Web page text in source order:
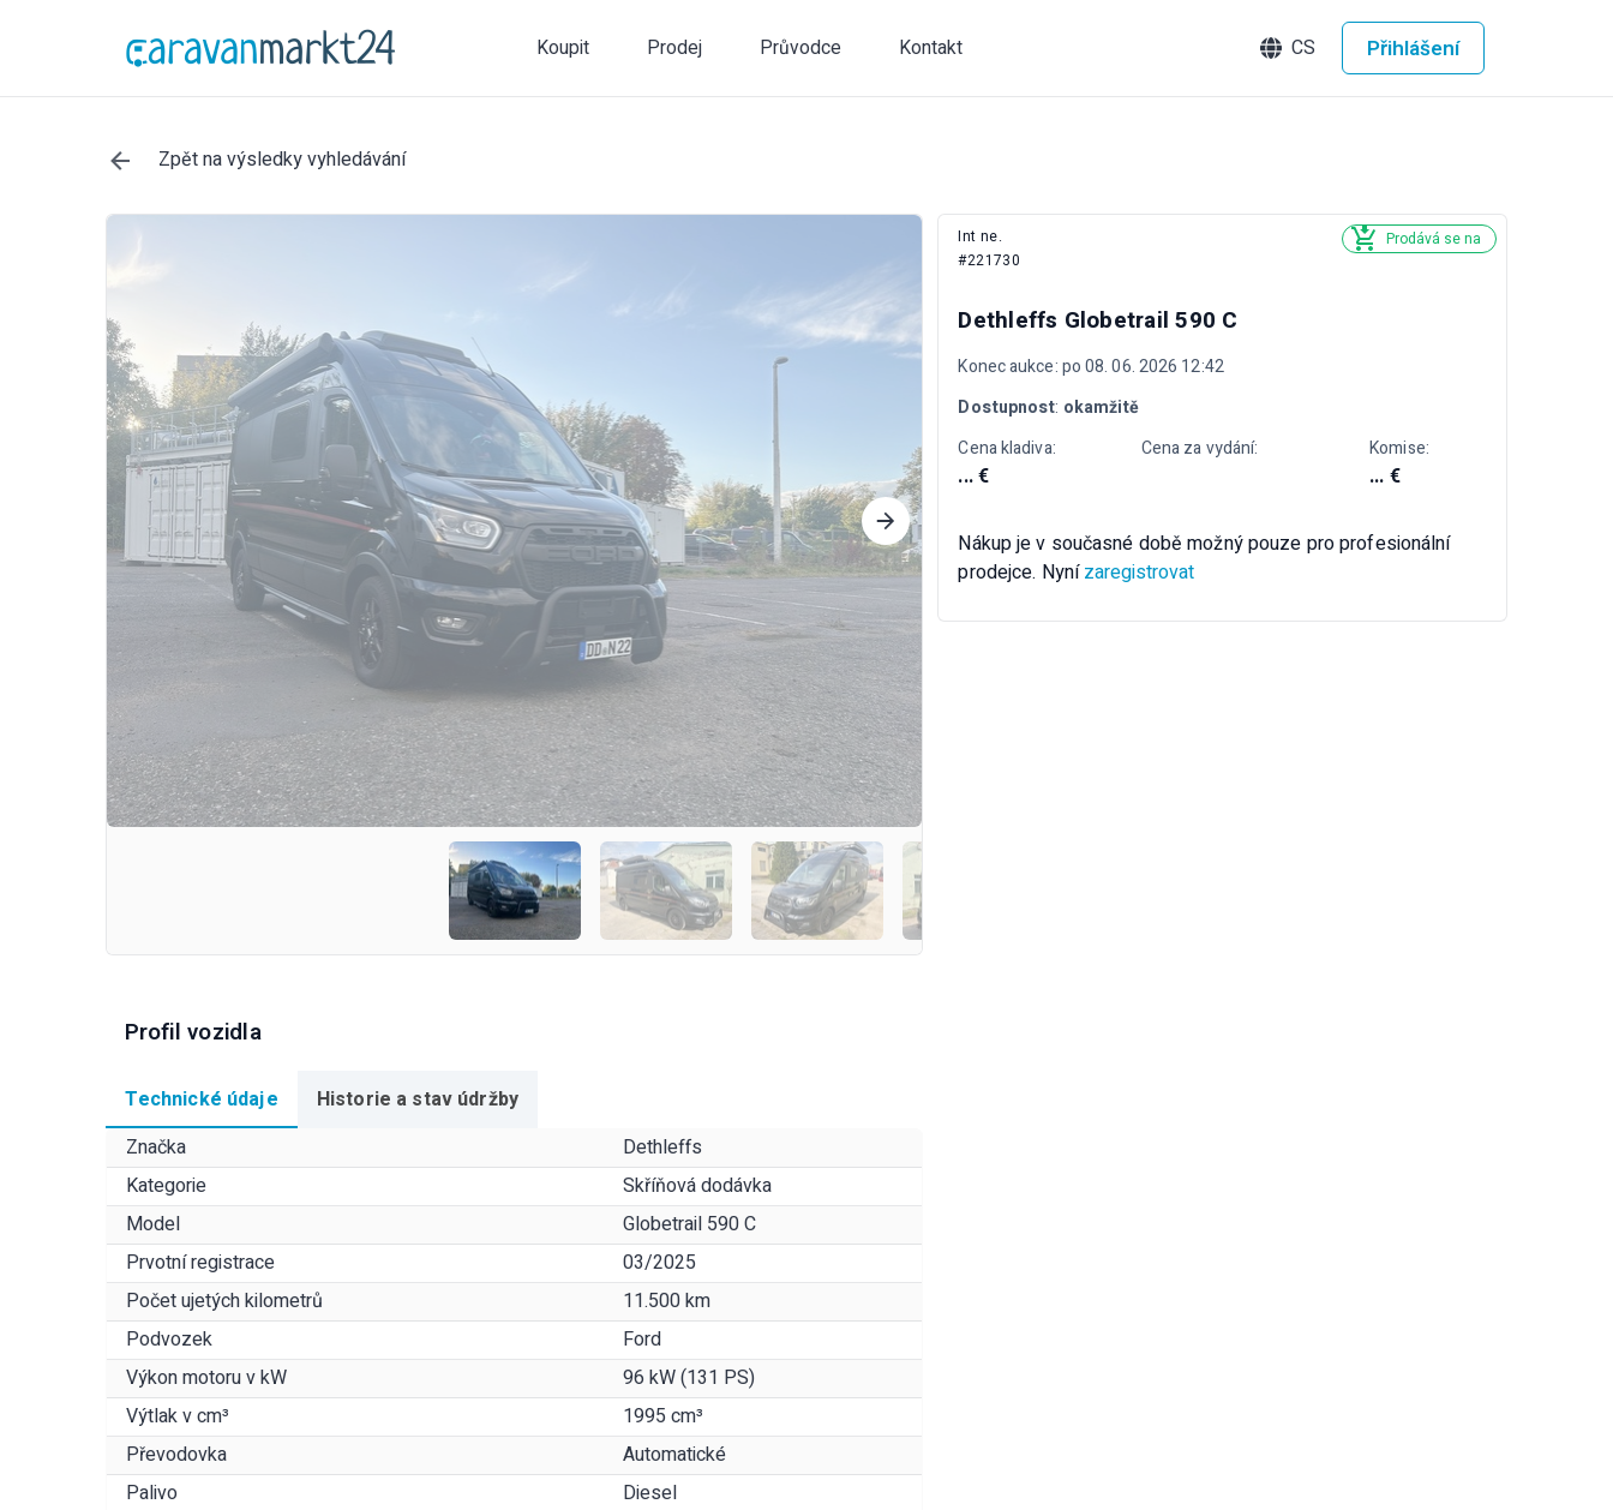
Koupit Prodej Průvodce Kontakt CS Přihlášení
Zpět na výsledky vyhledávání
Profil vozidla
Technické údaje
Historie a stav údržby
Značka
Dethleffs
Kategorie
Skříňová dodávka
Model
Globetrail 590 C
Prvotní registrace
03/2025
Počet ujetých kilometrů
11.500 km
Podvozek
Ford
Výkon motoru v kW
96 kW (131 PS)
Výtlak v cm³
1995 cm³
Převodovka
Automatické
Palivo
Diesel
Int ne.
#221730
Prodává se na
Dethleffs Globetrail 590 C
Konec aukce: po 08. 06. 2026 12:42
Dostupnost: okamžitě
Cena kladiva:
... €
Cena za vydání: Komise:
... €
Nákup je v současné době možný pouze pro profesionální
prodejce. Nynízaregistrovat